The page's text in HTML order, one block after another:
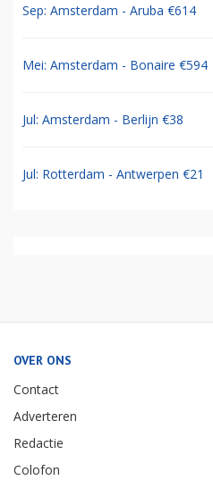
Sep: Amsterdam - Aruba €614
Mei: Amsterdam - Bonaire €594
Jul: Amsterdam - Berlijn €38
Jul: Rotterdam - Antwerpen €21
OVER ONS
Contact
Adverteren
Redactie
Colofon